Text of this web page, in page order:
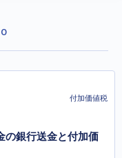
付加価値税
の銀行送金と付加価